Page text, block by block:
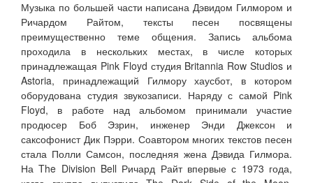
Музыка по большей части написана Дэвидом Гилмором и
Ричардом Райтом, тексты песен посвящены
преимущественно теме общения. Запись альбома
проходила в нескольких местах, в числе которых
принадлежащая Pink Floyd студия Britannia Row Studios и
Astoria, принадлежащий Гилмору хаусбот, в котором
оборудована студия звукозаписи. Наряду с самой Pink
Floyd, в работе над альбомом принимали участие
продюсер Боб Эзрин, инженер Энди Джексон и
саксофонист Дик Пэрри. Соавтором многих текстов песен
стала Полли Самсон, последняя жена Дэвида Гилмора.
На The Division Bell Ричард Райт впервые с 1973 года,